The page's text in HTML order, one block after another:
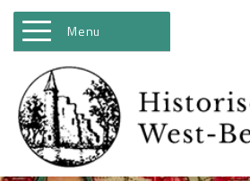
Menu
WELKOM
ACTIVITEITEN
NIEUWS